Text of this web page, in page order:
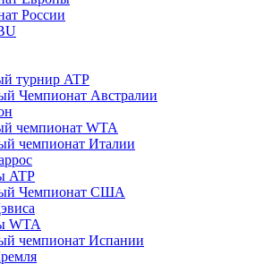
России
турнир ATP
Чемпионат Австралии
чемпионат WTA
чемпионат Италии
ATP
Чемпионат США
WTA
чемпионат Испании